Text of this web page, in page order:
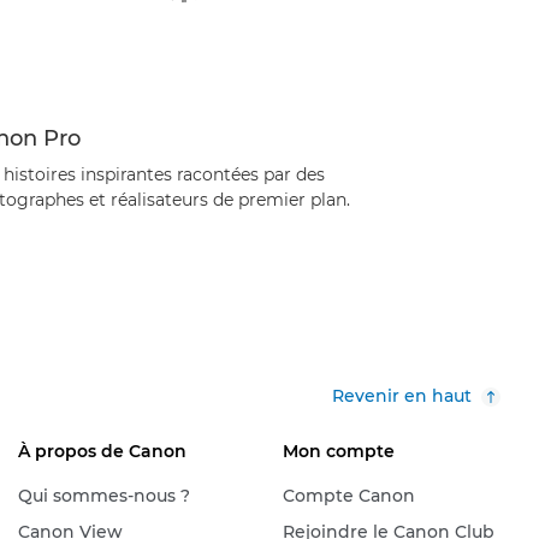
Pro
histoires inspirantes racontées par des
et réalisateurs de premier plan.
Revenir en haut
À propos de Canon
Qui sommes-nous ?
Canon View
Mon compte
Compte Canon
Rejoindre le Canon Club